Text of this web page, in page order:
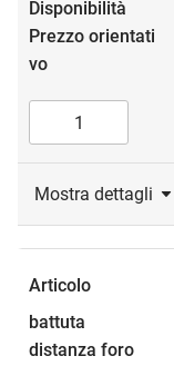
Mostra dettagli